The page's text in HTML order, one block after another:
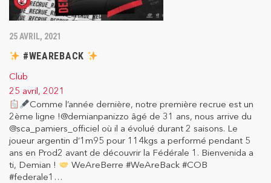
25 AVRIL, 2021
#WEAREBACK
Club
25 avril, 2021
Comme l’année dernière, notre première recrue est un
2ème ligne !@demianpanizzo âgé de 31 ans, nous arrive du
@sca_pamiers_officiel où il a évolué durant 2 saisons. Le
joueur argentin d’1m95 pour 114kgs a performé pendant 5
ans en Prod2 avant de découvrir la Fédérale 1. Bienvenida a
ti, Demian !
WeAreBerre #WeAreBack #COB
#federale1…